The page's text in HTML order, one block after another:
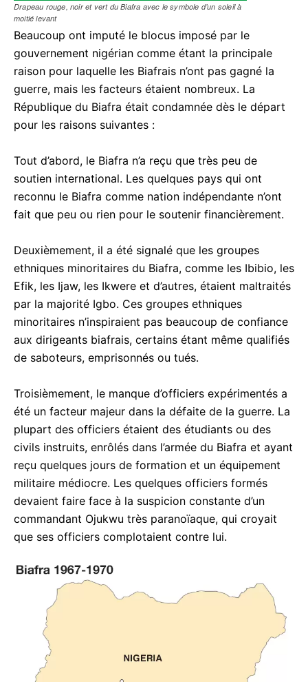
Drapeau rouge, noir et vert du Biafra avec le symbole d’un soleil à
moitié levant
Beaucoup ont imputé le blocus imposé par le
gouvernement nigérian comme étant la principale
raison pour laquelle les Biafrais n’ont pas gagné la
guerre, mais les facteurs étaient nombreux. La
République du Biafra était condamnée dès le départ
pour les raisons suivantes :
Tout d’abord, le Biafra n’a reçu que très peu de
soutien international. Les quelques pays qui ont
reconnu le Biafra comme nation indépendante n’ont
fait que peu ou rien pour le soutenir financièrement.
Deuxièmement, il a été signalé que les groupes
ethniques minoritaires du Biafra, comme les Ibibio, les
Efik, les Ijaw, les Ikwere et d’autres, étaient maltraités
par la majorité Igbo. Ces groupes ethniques
minoritaires n’inspiraient pas beaucoup de confiance
aux dirigeants biafrais, certains étant même qualifiés
de saboteurs, emprisonnés ou tués.
Troisièmement, le manque d’officiers expérimentés a
été un facteur majeur dans la défaite de la guerre. La
plupart des officiers étaient des étudiants ou des
civils instruits, enrôlés dans l’armée du Biafra et ayant
reçu quelques jours de formation et un équipement
militaire médiocre. Les quelques officiers formés
devaient faire face à la suspicion constante d’un
commandant Ojukwu très paranoïaque, qui croyait
que ses officiers complotaient contre lui.